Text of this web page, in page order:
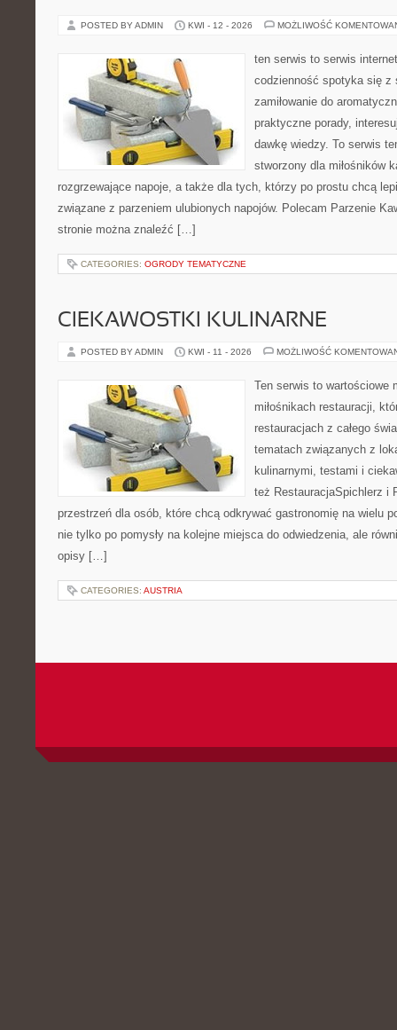
POSTED BY ADMIN KWI - 12 - 2026 MOŻLIWOŚĆ
ten serwis to serwis
codzienność spotyka się z
zamiłowanie do
praktyczne porady,
dawkę wiedzy. To serwis
stworzony dla miłośników
rozgrzewające napoje, a także dla tych, którzy po prostu chcą
związane z parzeniem ulubionych napojów. Polecam Parzenie
stronie można znaleźć […]
CATEGORIES: OGRODY TEMATYCZNE
CIEKAWOSTKI KULINARNE
POSTED BY ADMIN KWI - 11 - 2026 MOŻLIWOŚĆ
Ten serwis to wartościowe
miłośnikach restauracji,
restauracjach z całego
tematach związanych z
kulinarnymi, testami i
też RestauracjaSpichlerz i
przestrzeń dla osób, które chcą odkrywać gastronomię na wielu
nie tylko po pomysły na kolejne miejsca do odwiedzenia, ale
opisy […]
CATEGORIES: AUSTRIA